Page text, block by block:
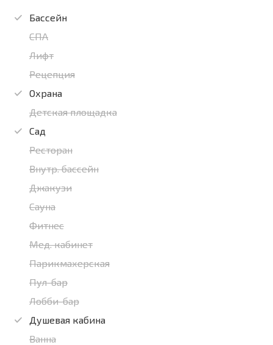
Бассейн
СПА
Лифт
Рецепция
Охрана
Детская площадка
Сад
Ресторан
Внутр. бассейн
Джакузи
Сауна
Фитнес
Мед. кабинет
Парикмахерская
Пул-бар
Лобби-бар
Душевая кабина
Ванна